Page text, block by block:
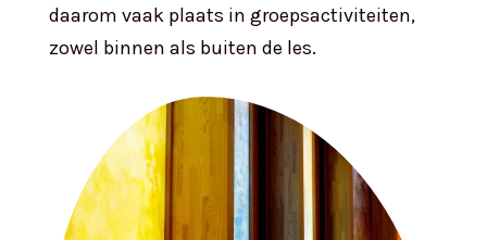
daarom vaak plaats in groepsactiviteiten,
zowel binnen als buiten de les.